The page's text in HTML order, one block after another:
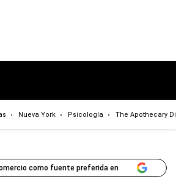
Nueva York Psicología The Apothecary
como fuente preferida en